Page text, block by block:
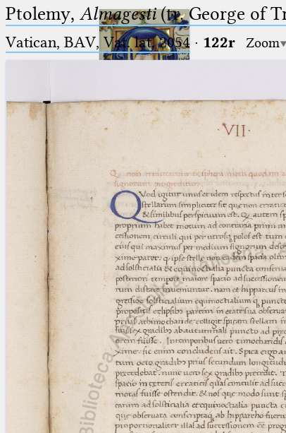
Ptolemaeus
Arabus et Latinus
(the underscore) is the placeholder
for exactly one character.
(the percent sign) is the
placeholder for no, one or more
than one character.
(two percent signs) is the
placeholder for no, one or more
than one character, but not for
blank space (so that a search ends
at word boundaries).
🔎︎
Start
Project
Team
News
Jobs
Publications
Conference
Arabic Works
Arabic Manuscripts
Ptolemy, Almagesti(tr. George of
Vatican, BAV, Vat. lat. 2054 · 122r Zoom